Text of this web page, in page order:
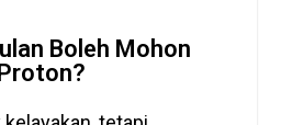
Boleh Mohon